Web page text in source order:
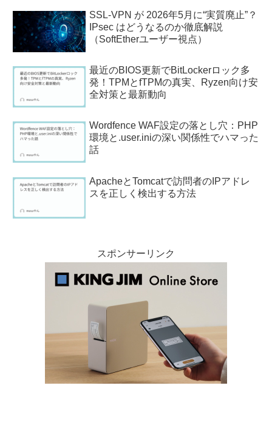
SSL-VPN が 2026年5月に“実質廃止”？
IPsec はどうなるのか徹底解説
（SoftEtherユーザー視点）
最近のBIOS更新でBitLockerロック多
発！TPMとfTPMの真実、Ryzen向け安
全対策と最新動向
Wordfence WAF設定の落とし穴：PHP
環境と.user.iniの深い関係性でハマった
話
ApacheとTomcatで訪問者のIPアドレ
スを正しく検出する方法
スポンサーリンク